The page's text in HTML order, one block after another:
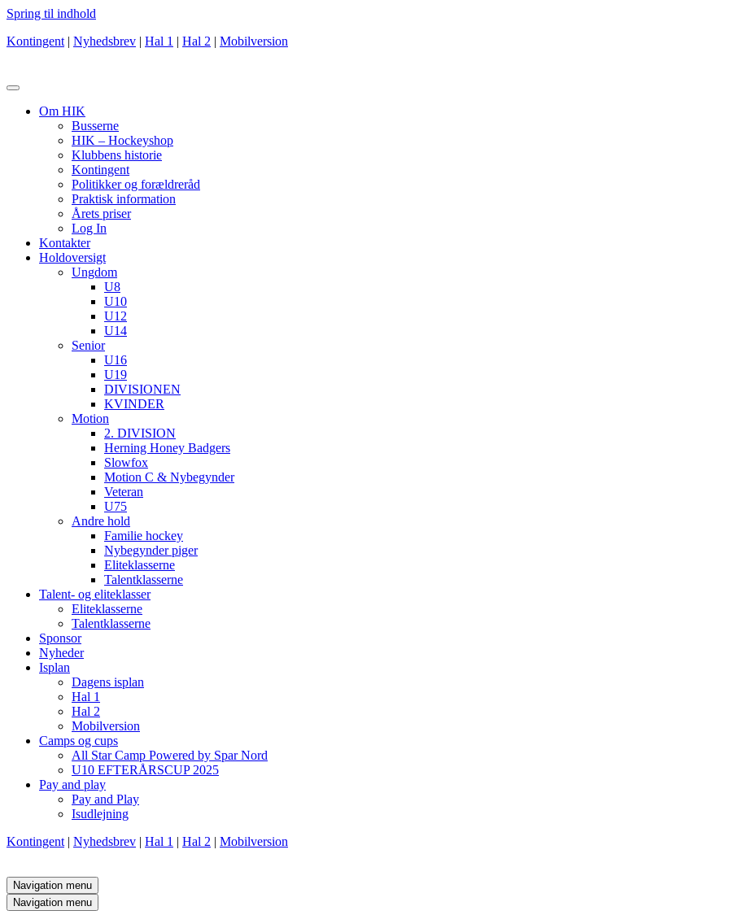
Spring til indhold
Kontingent | Nyhedsbrev | Hal 1 | Hal 2 | Mobilversion
Om HIK
Busserne
HIK – Hockeyshop
Klubbens historie
Kontingent
Politikker og forældreråd
Praktisk information
Årets priser
Log In
Kontakter
Holdoversigt
Ungdom
U8
U10
U12
U14
Senior
U16
U19
DIVISIONEN
KVINDER
Motion
2. DIVISION
Herning Honey Badgers
Slowfox
Motion C & Nybegynder
Veteran
U75
Andre hold
Familie hockey
Nybegynder piger
Eliteklasserne
Talentklasserne
Talent- og eliteklasser
Eliteklasserne
Talentklasserne
Sponsor
Nyheder
Isplan
Dagens isplan
Hal 1
Hal 2
Mobilversion
Camps og cups
All Star Camp Powered by Spar Nord
U10 EFTERÅRSCUP 2025
Pay and play
Pay and Play
Isudlejning
Kontingent | Nyhedsbrev | Hal 1 | Hal 2 | Mobilversion
Navigation menu
Navigation menu